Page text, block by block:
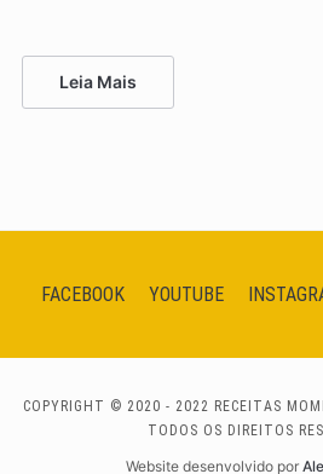
Leia Mais
FACEBOOK YOUTUBE
COPYRIGHT © 2020 - 2022 RECEITAS
TODOS OS DIREITOS
Website desenvolvido por